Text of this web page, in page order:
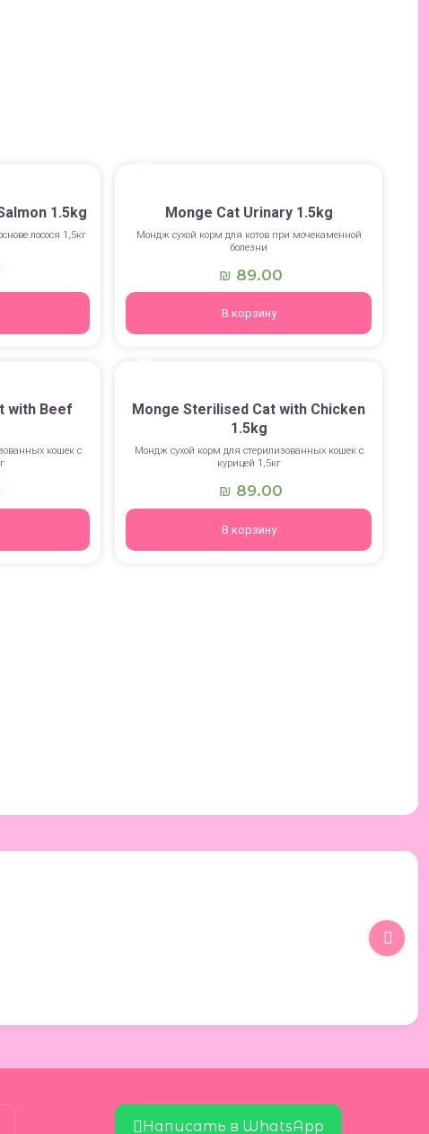
1.5kg
лосося 1,5кг
Monge Cat Urinary 1.5kg
Мондж сухой корм для котов при мочекаменной
болезни
₪ 89.00
В корзину
with Beef
кошек с
Monge Sterilised Cat with Chicken
1.5kg
Мондж сухой корм для стерилизованных кошек с
курицей 1,5кг
₪ 89.00
В корзину
Написать в WhatsApp